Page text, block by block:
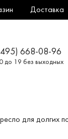
Доставка
668-08-96
до 19 без выходных
для долгих